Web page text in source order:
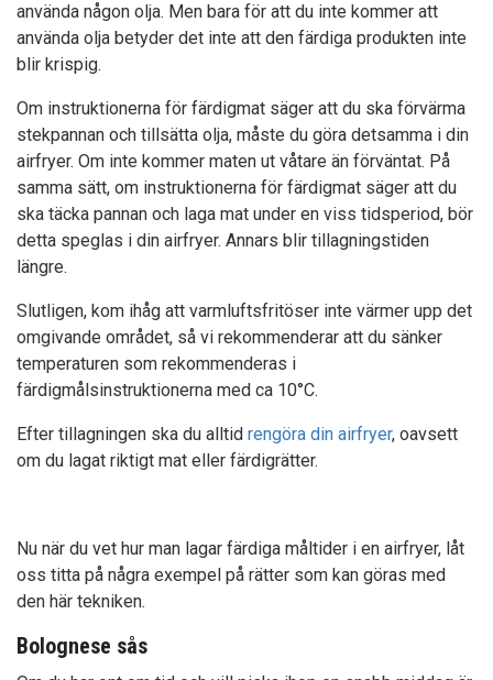
använda någon olja. Men bara för att du inte kommer att
använda olja betyder det inte att den färdiga produkten inte
blir krispig.
Om instruktionerna för färdigmat säger att du ska förvärma
stekpannan och tillsätta olja, måste du göra detsamma i din
airfryer. Om inte kommer maten ut våtare än förväntat. På
samma sätt, om instruktionerna för färdigmat säger att du
ska täcka pannan och laga mat under en viss tidsperiod, bör
detta speglas i din airfryer. Annars blir tillagningstiden
längre.
Slutligen, kom ihåg att varmluftsfritöser inte värmer upp det
omgivande området, så vi rekommenderar att du sänker
temperaturen som rekommenderas i
färdigmålsinstruktionerna med ca 10°C.
Efter tillagningen ska du alltid rengöra din airfryer, oavsett
om du lagat riktigt mat eller färdigrätter.
Nu när du vet hur man lagar färdiga måltider i en airfryer, låt
oss titta på några exempel på rätter som kan göras med
den här tekniken.
Bolognese sås